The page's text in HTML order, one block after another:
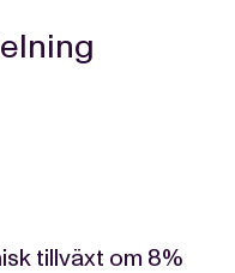
tillväxt om 8%